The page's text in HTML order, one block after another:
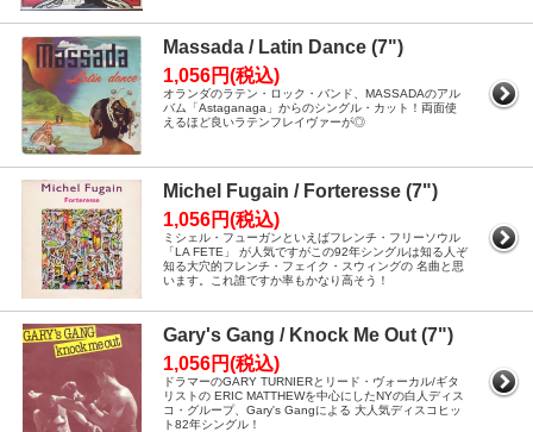
Massada / Latin Dance (7")
1,056円(税込)
オランダのラテン・ロック・バンド、MASSADAのアル
バム「Astaganaga」からのシングル・カット！両面使
えるほど良いラテンフレイヴァーが◎
Michel Fugain / Forteresse (7")
1,056円(税込)
ミシェル・フューガンといえばフレンチ・フリーソウル
「LA FETE」 が人気ですがこの92年シングルは知る人ぞ
知る大穴的フレンチ・フェイク・スウィングの 名曲と思
います。これ誰ですか率もかなり高そう！
Gary's Gang / Knock Me Out (7")
1,056円(税込)
ドラマーのGARY TURNIERとリード・ヴォーカル/ギタ
リストの ERIC MATTHEWを中心にしたNYの白人ディス
コ・グループ、Gary's Gangによる 大人気ディスコヒッ
ト82年シングル！